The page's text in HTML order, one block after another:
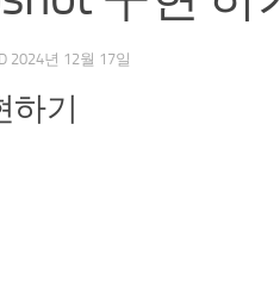
2024년 12월 17일
기